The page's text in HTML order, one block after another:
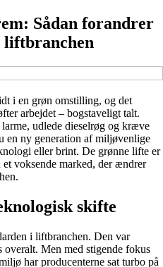
Sådan forandrer
i en grøn omstilling, og det
arbejdet – bogstaveligt talt.
udlede dieselrøg og kræve
en ny generation af miljøvenlige
eller brint. De grønne lifte er
voksende marked, der ændrer
skifte
i liftbranchen. Den var
Men med stigende fokus
har producenterne sat turbo på